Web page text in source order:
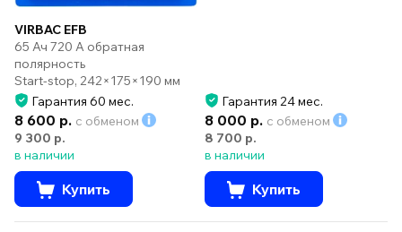
VIRBAC EFB
65 Ач 720 А обратная
полярность
Start-stop, 242×175×190 мм
Гарантия 60 мес.
8 600 р. с обменом
9 300 р.
в наличии
Купить
Гарантия 24 мес.
8 000 р. с обменом
8 700 р.
в наличии
Купить